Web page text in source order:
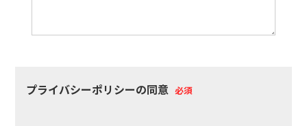
プライバシーポリシーの同意 必須